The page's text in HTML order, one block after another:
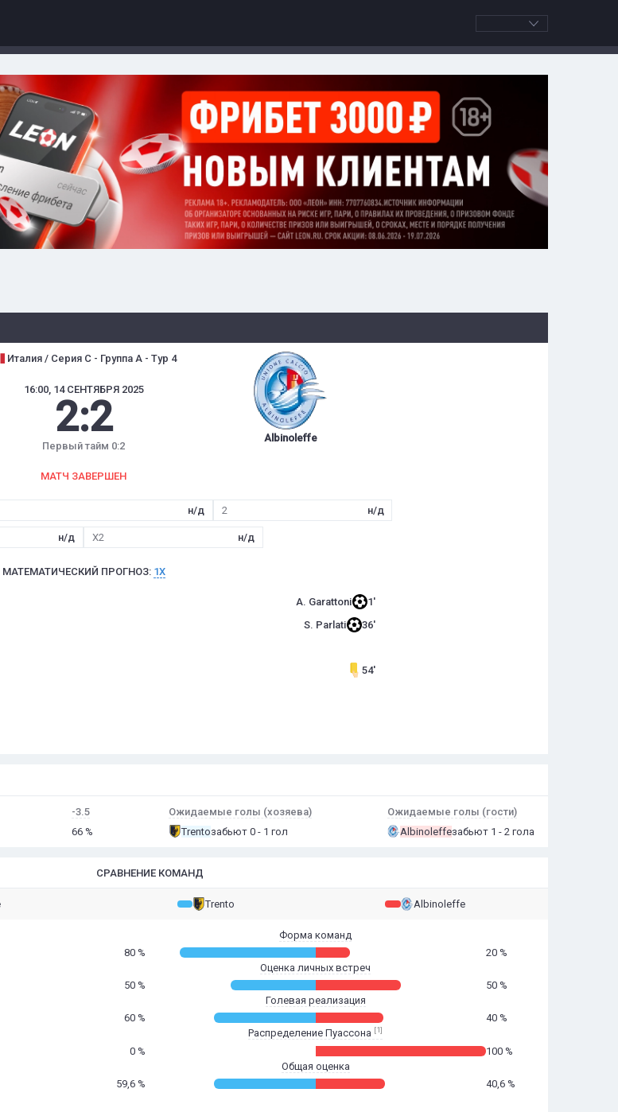
Италия / Серия C - Группа A - Тур 4
16:00, 14 СЕНТЯБРЯ 2025
2:2
Первый тайм 0:2
Albinoleffe
МАТЧ ЗАВЕРШЕН
н/д 2 н/д
н/д X2 н/д
МАТЕМАТИЧЕСКИЙ ПРОГНОЗ: 1X
A. Garattoni
1'
S. Parlati
36'
54'
-3.5
66 %
Ожидаемые голы (хозяева)
Trentoзабьют 0 - 1 гол
Ожидаемые голы (гости)
Albinoleffeзабьют 1 - 2 гола
СРАВНЕНИЕ КОМАНД
Trento Albinoleffe
Форма команд
80 %
20 %
Оценка личных встреч
50 %
50 %
Голевая реализация
60 %
40 %
Распределение Пуассона [1]
0 %
100 %
Общая оценка
59,6 %
40,6 %